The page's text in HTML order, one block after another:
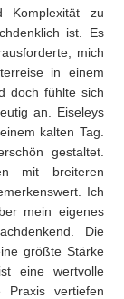
Komplexität zu
ist. Es
mich
in einem
doch fühlte sich
an. Eiseleys
kalten Tag.
gestaltet.
mit breiteren
Ich
mein eigenes
Die
größte Stärke
eine wertvolle
vertiefen